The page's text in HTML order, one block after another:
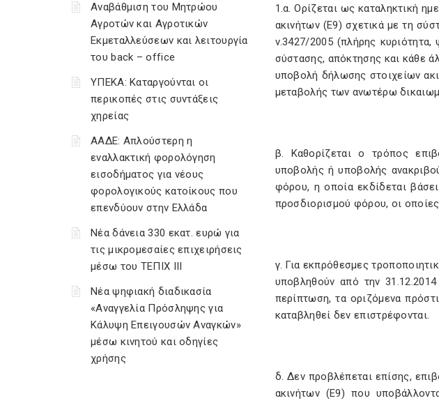
Αναβάθμιση του Μητρώου
Αγροτών και Αγροτικών
Εκμεταλλεύσεων και λειτουργία
του back – office
ΥΠΕΚΑ: Καταργούνται οι
περικοπές στις συντάξεις
χηρείας
ΑΑΔΕ: Απλούστερη η
εναλλακτική φορολόγηση
εισοδήματος για νέους
φορολογικούς κατοίκους που
επενδύουν στην Ελλάδα
Νέα δάνεια 330 εκατ. ευρώ για
τις μικρομεσαίες επιχειρήσεις
μέσω του ΤΕΠΙΧ ΙΙΙ
Νέα ψηφιακή διαδικασία
«Αναγγελία Πρόσληψης για
Κάλυψη Επειγουσών Αναγκών»
μέσω κινητού και οδηγίες
χρήσης
1.α. Ορίζεται ως καταληκτική
ακινήτων (Ε9) σχετικά με τη
ν.3427/2005 (πλήρης
σύστασης, απόκτησης και κάθε
υποβολή δήλωσης στοιχείων
μεταβολής των ανωτέρω
β. Καθορίζεται ο τρόπος
υποβολής ή υποβολής
φόρου, η οποία εκδίδεται
προσδιορισμού φόρου, οι
γ. Για εκπρόθεσμες
υποβληθούν από την
περίπτωση, τα οριζόμενα
καταβληθεί δεν επιστρέφονται.
δ. Δεν προβλέπεται επίσης,
ακινήτων (Ε9) που